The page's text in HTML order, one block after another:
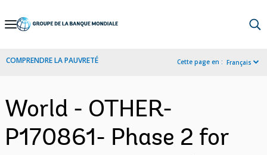
Skip
Navigation
COMPRENDRE LA PAUVRETÉ Cette page en : Français
World - OTHER-
P170861- Phase 2 for